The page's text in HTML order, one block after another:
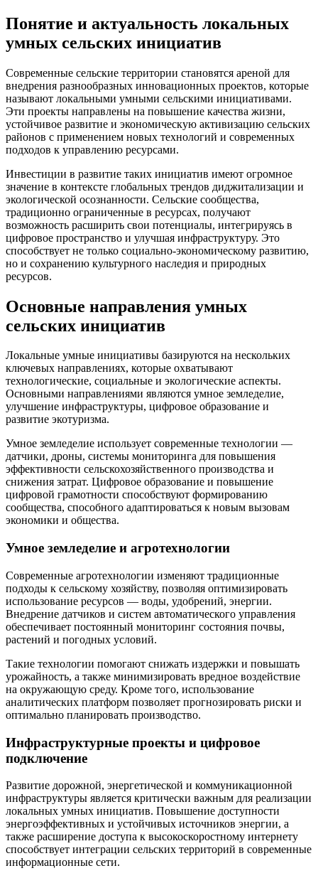
Понятие и актуальность локальных
умных сельских инициатив
Современные сельские территории становятся ареной для
внедрения разнообразных инновационных проектов, которые
называют локальными умными сельскими инициативами.
Эти проекты направлены на повышение качества жизни,
устойчивое развитие и экономическую активизацию сельских
районов с применением новых технологий и современных
подходов к управлению ресурсами.
Инвестиции в развитие таких инициатив имеют огромное
значение в контексте глобальных трендов диджитализации и
экологической осознанности. Сельские сообщества,
традиционно ограниченные в ресурсах, получают
возможность расширить свои потенциалы, интегрируясь в
цифровое пространство и улучшая инфраструктуру. Это
способствует не только социально-экономическому развитию,
но и сохранению культурного наследия и природных
ресурсов.
Основные направления умных
сельских инициатив
Локальные умные инициативы базируются на нескольких
ключевых направлениях, которые охватывают
технологические, социальные и экологические аспекты.
Основными направлениями являются умное земледелие,
улучшение инфраструктуры, цифровое образование и
развитие экотуризма.
Умное земледелие использует современные технологии —
датчики, дроны, системы мониторинга для повышения
эффективности сельскохозяйственного производства и
снижения затрат. Цифровое образование и повышение
цифровой грамотности способствуют формированию
сообщества, способного адаптироваться к новым вызовам
экономики и общества.
Умное земледелие и агротехнологии
Современные агротехнологии изменяют традиционные
подходы к сельскому хозяйству, позволяя оптимизировать
использование ресурсов — воды, удобрений, энергии.
Внедрение датчиков и систем автоматического управления
обеспечивает постоянный мониторинг состояния почвы,
растений и погодных условий.
Такие технологии помогают снижать издержки и повышать
урожайность, а также минимизировать вредное воздействие
на окружающую среду. Кроме того, использование
аналитических платформ позволяет прогнозировать риски и
оптимально планировать производство.
Инфраструктурные проекты и цифровое
подключение
Развитие дорожной, энергетической и коммуникационной
инфраструктуры является критически важным для реализации
локальных умных инициатив. Повышение доступности
энергоэффективных и устойчивых источников энергии, а
также расширение доступа к высокоскоростному интернету
способствует интеграции сельских территорий в современные
информационные сети.